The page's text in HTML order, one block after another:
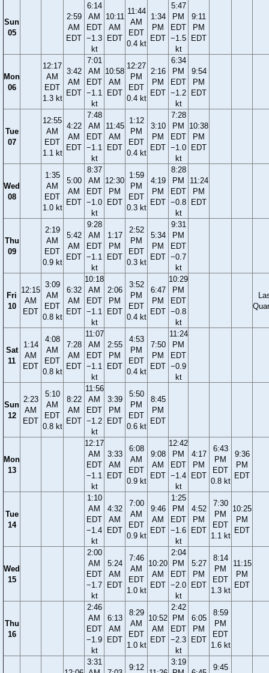
Sun
05
2:59
AM
EDT
6:14
AM
EDT
−1.3
kt
10:11
AM
EDT
11:44
AM
EDT
0.4 kt
1:34
PM
EDT
5:47
PM
EDT
−1.5
kt
9:11
PM
EDT
Mon
06
12:17
AM
EDT
1.3 kt
3:42
AM
EDT
7:01
AM
EDT
−1.1
kt
10:58
AM
EDT
12:27
PM
EDT
0.4 kt
2:16
PM
EDT
6:34
PM
EDT
−1.2
kt
9:54
PM
EDT
Tue
07
12:55
AM
EDT
1.1 kt
4:22
AM
EDT
7:48
AM
EDT
−1.1
kt
11:45
AM
EDT
1:12
PM
EDT
0.4 kt
3:10
PM
EDT
7:28
PM
EDT
−1.0
kt
10:38
PM
EDT
Wed
08
1:35
AM
EDT
1.0 kt
5:00
AM
EDT
8:37
AM
EDT
−1.0
kt
12:30
PM
EDT
1:59
PM
EDT
0.3 kt
4:19
PM
EDT
8:28
PM
EDT
−0.8
kt
11:24
PM
EDT
Thu
09
2:19
AM
EDT
0.9 kt
5:42
AM
EDT
9:28
AM
EDT
−1.1
kt
1:17
PM
EDT
2:52
PM
EDT
0.3 kt
5:34
PM
EDT
9:31
PM
EDT
−0.7
kt
Fri
10
12:15
AM
EDT
3:09
AM
EDT
0.8 kt
6:32
AM
EDT
10:18
AM
EDT
−1.1
kt
2:06
PM
EDT
3:52
PM
EDT
0.4 kt
6:47
PM
EDT
10:29
PM
EDT
−0.8
kt
Sat
11
1:14
AM
EDT
4:08
AM
EDT
0.8 kt
7:28
AM
EDT
11:07
AM
EDT
−1.1
kt
2:55
PM
EDT
4:53
PM
EDT
0.4 kt
7:50
PM
EDT
11:24
PM
EDT
−0.9
kt
Sun
12
2:23
AM
EDT
5:10
AM
EDT
0.8 kt
8:22
AM
EDT
11:56
AM
EDT
−1.2
kt
3:39
PM
EDT
5:50
PM
EDT
0.6 kt
8:45
PM
EDT
Mon
13
12:17
AM
EDT
−1.1
kt
3:33
AM
EDT
6:08
AM
EDT
0.9 kt
9:08
AM
EDT
12:42
PM
EDT
−1.4
kt
4:17
PM
EDT
6:43
PM
EDT
0.8 kt
9:36
PM
EDT
Tue
14
1:10
AM
EDT
−1.4
kt
4:32
AM
EDT
7:00
AM
EDT
0.9 kt
9:46
AM
EDT
1:25
PM
EDT
−1.6
kt
4:52
PM
EDT
7:30
PM
EDT
1.1 kt
10:25
PM
EDT
Wed
15
2:00
AM
EDT
−1.7
kt
5:24
AM
EDT
7:46
AM
EDT
1.0 kt
10:20
AM
EDT
2:04
PM
EDT
−2.0
kt
5:27
PM
EDT
8:14
PM
EDT
1.3 kt
11:15
PM
EDT
Thu
16
2:46
AM
EDT
−1.9
kt
6:13
AM
EDT
8:29
AM
EDT
1.0 kt
10:52
AM
EDT
2:42
PM
EDT
−2.3
kt
6:05
PM
EDT
8:59
PM
EDT
1.6 kt
3:31
9:12
3:19
9:45